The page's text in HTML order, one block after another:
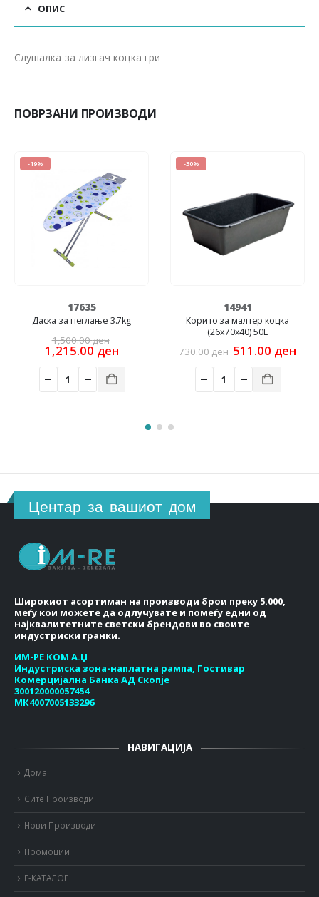
ОПИС
Слушалка за лизгач коцка гри
ПОВРЗАНИ ПРОИЗВОДИ
ден.
-19%
17635
Даска за пеглање 3.7kg
1,500.00ден
price
1,500.00 ден.
1,215.00 денCurrent
-30%
14941
Корито за малтер коцка
(26x70x40) 50L
730.00ден Original
was:
730.00 ден.
511.00 ден
Центар за вашиот дом
Широкиот асортиман на производи брои преку 5.000,
меѓу кои можете да одлучувате и помеѓу едни од
најквалитетните светски брендови во своите
индустриски гранки.
ИМ-РЕ КОМ А.Џ
Индустриска зона-наплатна рампа, Гостивар
Комерцијална Банка АД Скопје
300120000057454
МК4007005133296
НАВИГАЦИЈА
Дома
Сите Производи
Нови Производи
Промоции
Е-КАТАЛОГ